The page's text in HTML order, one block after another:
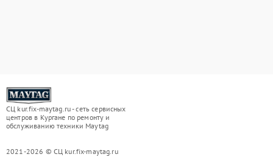
СЦ kur.fix-maytag.ru - сеть сервисных
центров в Кургане по ремонту и
обслуживанию техники Maytag
2021-2026 © СЦ kur.fix-maytag.ru